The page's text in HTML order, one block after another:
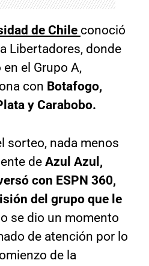
de Chile conoció
Libertadores, donde
el Grupo A,
con Botafogo,
y Carabobo.
sorteo, nada menos
de Azul Azul,
con ESPN 360,
del grupo que le
se dio un momento
de atención por lo
de la